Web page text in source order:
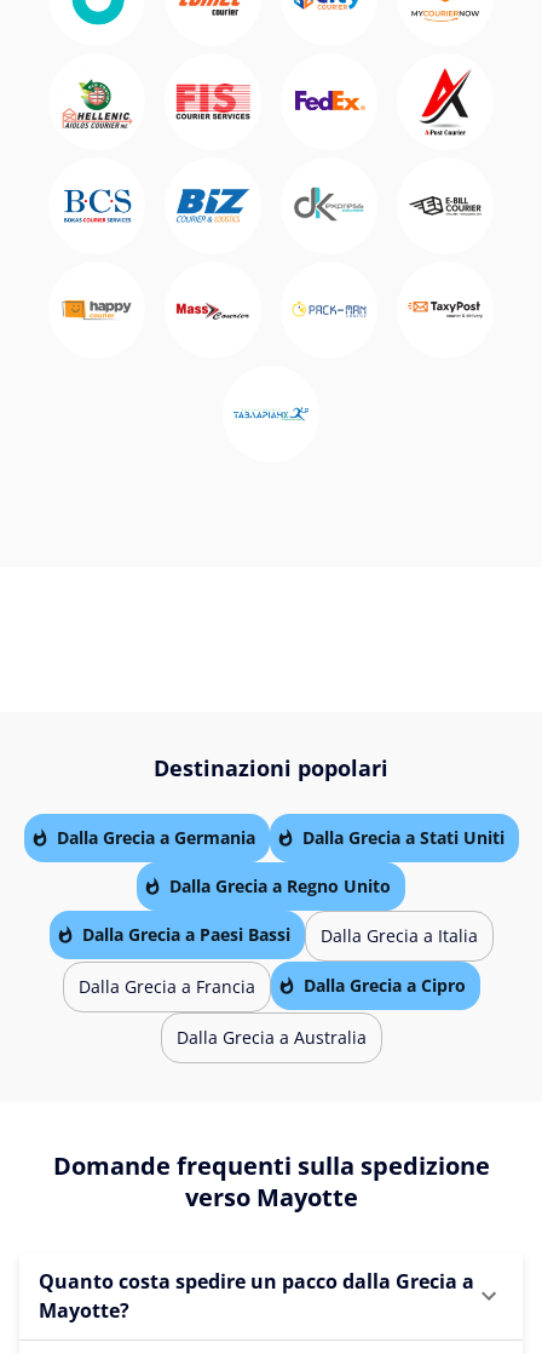
Destinazioni popolari
Dalla Grecia a Germania Dalla Grecia a Stati Uniti
Dalla Grecia a Regno Unito
Dalla Grecia a Paesi Bassi Dalla Grecia a Italia
Dalla Grecia a Francia Dalla Grecia a Cipro
Dalla Grecia a Australia
Domande frequenti sulla spedizione
verso Mayotte
Quanto costa spedire un pacco dalla Grecia a
Mayotte?